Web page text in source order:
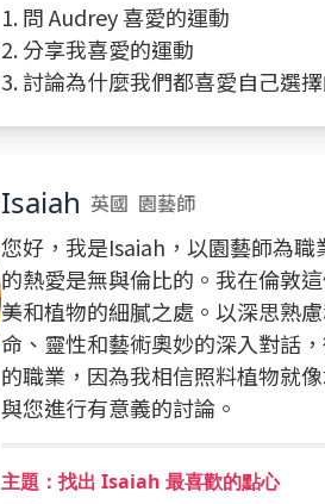
1. 問 Audrey 喜愛的運動
2. 分享我喜愛的運動
3. 討論為什麼我們都喜愛自己選
Isaiah 英國 園藝師
您好，我是Isaiah，以園藝師為
的熱愛是無與倫比的。我在倫敦
美和植物的細膩之處。以深思熟
命、靈性和藝術奧妙的深入對話
的職業，因為我相信照料植物就
與您進行有意義的討論。
主題：找出 Isaiah 最喜歡的點心